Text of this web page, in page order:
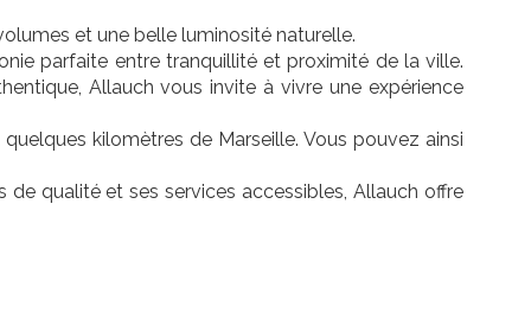
et une belle luminosité naturelle.
parfaite entre tranquillité et proximité de la ville.
Allauch vous invite à vivre une expérience
kilomètres de Marseille. Vous pouvez ainsi
qualité et ses services accessibles, Allauch offre